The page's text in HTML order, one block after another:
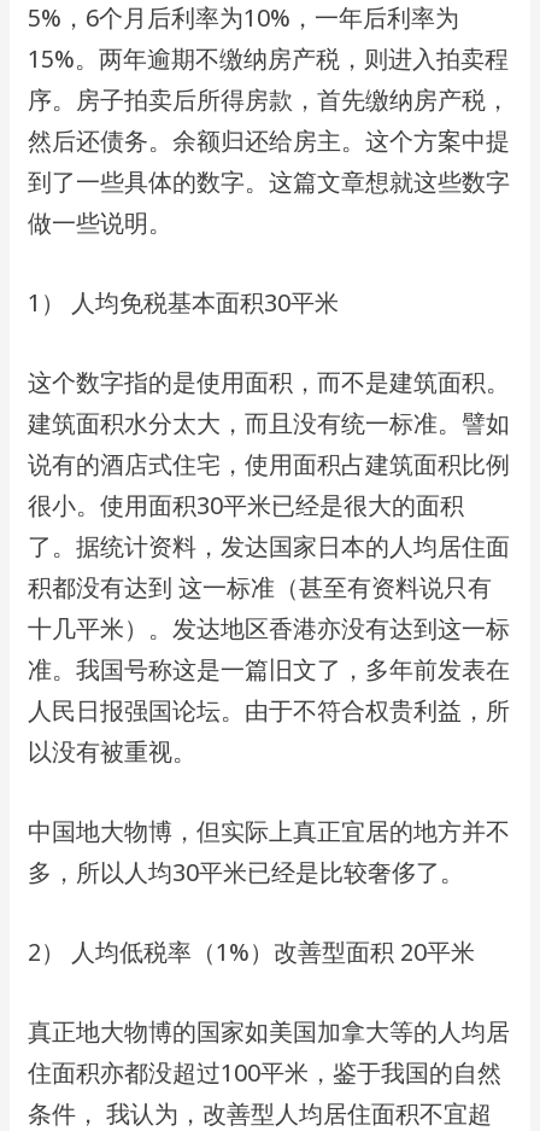
5%，6个⽉后利率为10%，⼀年后利率为
15%。两年逾期不缴纳房产税，则进⼊拍卖程
序。房⼦拍卖后所得房款，⾸先缴纳房产税，
然后还债务。余额归还给房主。这个⽅案中提
到了⼀些具体的数字。这篇⽂章想就这些数字
做⼀些说明。
1） ⼈均免税基本⾯积30平⽶
这个数字指的是使⽤⾯积，⽽不是建筑⾯积。
建筑⾯积⽔分太⼤，⽽且没有统⼀标准。譬如
说有的酒店式住宅，使⽤⾯积占建筑⾯积⽐例
很⼩。使⽤⾯积30平⽶已经是很⼤的⾯积
了。据统计资料，发达国家⽇本的⼈均居住⾯
积都没有达到 这⼀标准（甚⾄有资料说只有
⼗⼏平⽶）。发达地区⾹港亦没有达到这⼀标
准。我国号称这是⼀篇旧⽂了，多年前发表在
⼈⺠⽇报强国论坛。由于不符合权贵利益，所
以没有被重视。
中国地⼤物博，但实际上真正宜居的地⽅并不
多，所以⼈均30平⽶已经是⽐较奢侈了。
2） ⼈均低税率（1%）改善型⾯积 20平⽶
真正地⼤物博的国家如美国加拿⼤等的⼈均居
住⾯积亦都没超过100平⽶，鉴于我国的⾃然
条件， 我认为，改善型⼈均居住⾯积不宜超